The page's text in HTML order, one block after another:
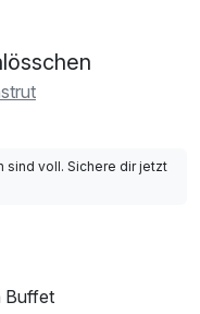
sind voll. Sichere dir jetzt
Buffet